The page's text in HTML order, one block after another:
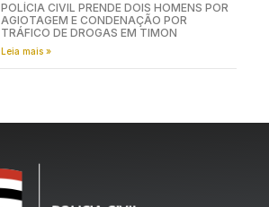
POLÍCIA CIVIL PRENDE DOIS HOMENS POR
AGIOTAGEM E CONDENAÇÃO POR
TRÁFICO DE DROGAS EM TIMON
Leia mais »